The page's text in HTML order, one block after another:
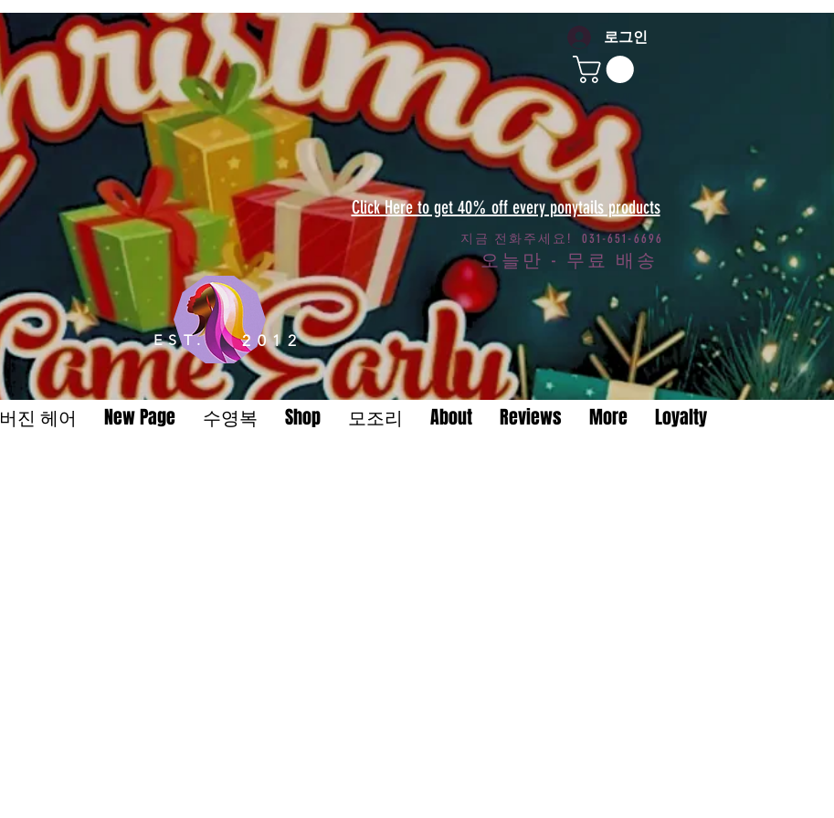
로그인
Click Here to get 40% off every ponytails products
지금 전화주세요! 031-651-6696
EST. 2012
오늘만 - 무료 배송
버진 헤어 New Page 수영복 Shop 모조리 About Reviews More Loyalty